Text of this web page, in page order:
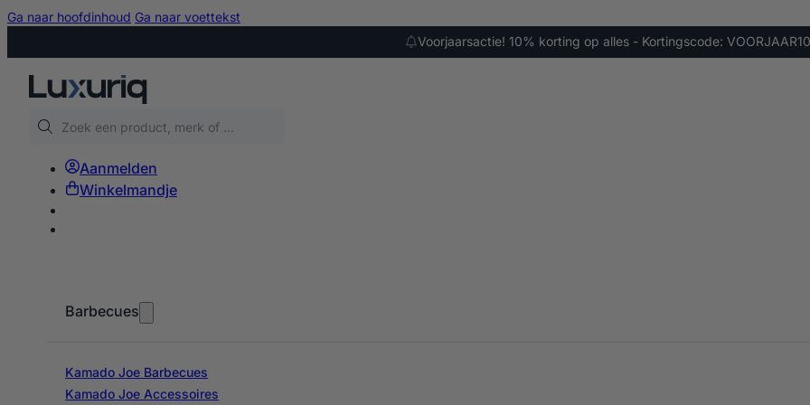
Ga naar hoofdinhoud Ga naar voettekst
Voorjaarsactie! 10% korting op alles - Kortingscode: VOORJAAR10
Zoeken
Aanmelden
Winkelmandje
Barbecues
Kamado Joe Barbecues
Kamado Joe Accessoires